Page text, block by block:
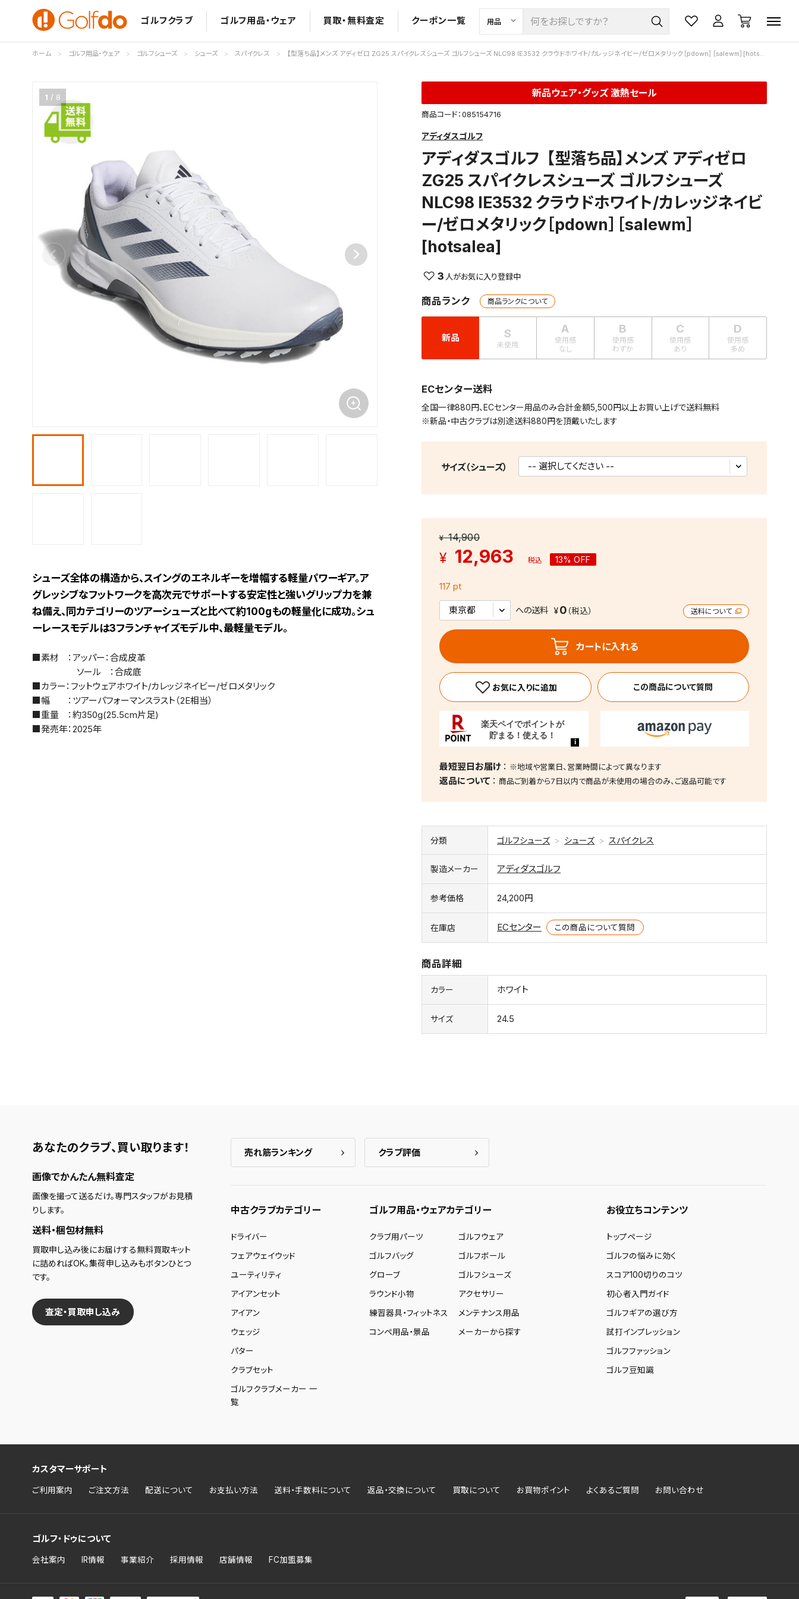
ゴルフクラブ ゴルフ用品・ウェア 買取・無料査定 クーポン一覧
ホーム ゴルフ用品・ウェア ゴルフシューズ シューズ スパイクレス 【型落ち品】メンズ アディゼロ ZG25 スパイクレスシューズ ゴルフシューズ NLC98 IE3532 クラウドホワイト/カレッジネイビー/ゼロメタリック［pdown］［salewm］[hotsalea]
1 8
シューズ全体の構造から、スイングのエネルギーを増幅する軽量パワーギア。ア
グレッシブなフットワークを高次元でサポートする安定性と強いグリップ力を兼
ね備え、同カテゴリーのツアーシューズと比べて約100gもの軽量化に成功。シュ
ーレースモデルは3フランチャイズモデル中、最軽量モデル。
■素材 ：アッパー：合成皮革
ソール ：合成底
■カラー：フットウェアホワイト/カレッジネイビー/ゼロメタリック
■幅 ：ツアーパフォーマンスラスト（2E相当）
■重量 ：約350g(25.5cm片足)
■発売年：2025年
新品ウェア・グッズ 激熱セール
商品コード：085154716
アディダスゴルフ
アディダスゴルフ
【型落ち品】メンズ アディゼロ
ZG25 スパイクレスシューズ ゴルフシューズ
NLC98 IE3532 クラウドホワイト/カレッジネイビ
ー/ゼロメタリック［pdown］［salewm］
[hotsalea]
3
商品ランク 商品ランクについて
新品 S
未使用
A
使用感
なし
B
使用感
わずか
C
使用感
あり
D
使用感
多め
ECセンター送料
全国一律880円、ECセンター用品のみ合計金額5,500円以上お買い上げで送料無料
※新品・中古クラブは別途送料880円を頂戴いたします
サイズ（シューズ）
¥14,900
¥ 12,963 税込 13% OFF
117 pt
への送料 0 送料について
カートに入れる
この商品について質問
最短翌日お届け ※地域や営業日、営業時間によって異なります
返品について 商品ご到着から7日以内で商品が未使用の場合のみ、ご返品可能です
分類 ゴルフシューズ シューズ スパイクレス
製造メーカー アディダスゴルフ
参考価格 24,200円
在庫店 ECセンター この商品について質問
商品詳細
カラー ホワイト
サイズ 24.5
あなたのクラブ、 買い取ります！
画像でかんたん無料査定
画像を撮って送るだけ。専門スタッフがお見積
りします。
送料・梱包材無料
買取申し込み後にお届けする無料買取キット
に詰めればOK。集荷申し込みもボタンひとつ
です。
査定・買取申し込み
売れ筋ランキング クラブ評価
中古クラブカテゴリー
ドライバー
フェアウェイウッド
ユーティリティ
アイアンセット
アイアン
ウェッジ
パター
クラブセット
ゴルフクラブメーカー 一
覧
ゴルフ用品・ウェアカテゴリー
クラブ用パーツ
ゴルフウェア
ゴルフバッグ
ゴルフボール
グローブ
ゴルフシューズ
ラウンド小物
アクセサリー
練習器具・フィットネス
メンテナンス用品
コンペ用品・景品
メーカーから探す
お役立ちコンテンツ
トップページ
ゴルフの悩みに効く
スコア100切りのコツ
初心者入門ガイド
ゴルフギアの選び方
試打インプレッション
ゴルフファッション
ゴルフ豆知識
カスタマーサポート
ご利用案内 ご注文方法 配送について お支払い方法 送料・手数料について 返品・交換について 買取について お買物ポイント よくあるご質問 お問い合わせ
ゴルフ・ドゥについて
会社案内 IR情報 事業紹介 採用情報 店舗情報 FC加盟募集